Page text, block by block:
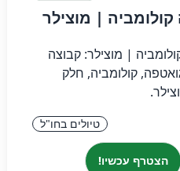
| מוצילר
| מוצילר: קבוצה
קולומביה, חלק
טיולים בחו"ל
הצטרף עכשיו!